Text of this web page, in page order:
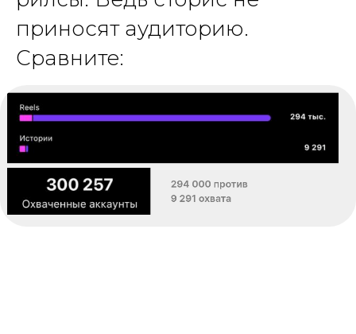
приносят аудиторию.
Сравните: